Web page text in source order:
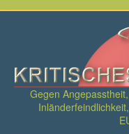
Direkt
Gegen